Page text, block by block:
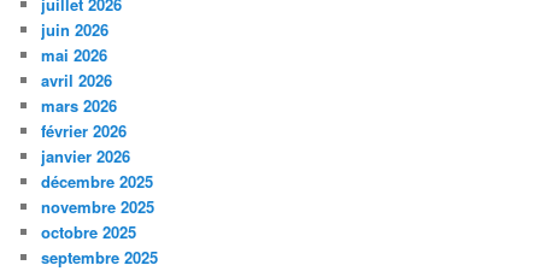
juin 2026
mai 2026
avril 2026
mars 2026
février 2026
janvier 2026
décembre 2025
novembre 2025
octobre 2025
septembre 2025